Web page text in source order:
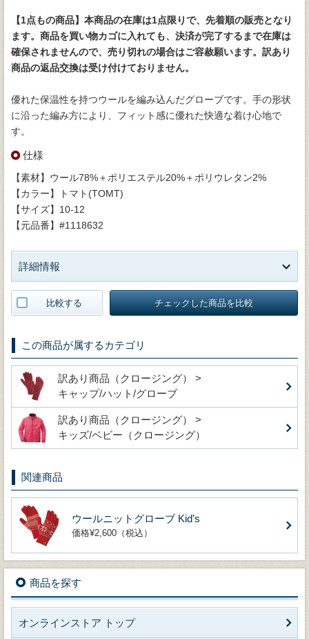
【1点もの商品】 本商品の在庫は1点限りで、先着順の販売となり
ます。商品を買い物カゴに入れても、決済が完了するまで在庫は
確保されませんので、売り切れの場合はご容赦願います。訳あり
商品の返品交換は受け付けておりません。
優れた保温性を持つウールを編み込んだグローブです。手の形状
に沿った編み方により、フィット感に優れた快適な着け心地で
す。
仕様
【素材】ウール78%＋ポリエステル20%＋ポリウレタン2%
【カラー】トマト(TOMT)
【サイズ】10-12
【元品番】#1118632
詳細情報
比較する チェックした商品を比較
この商品が属するカテゴリ
訳あり商品（クロージング） >
キャップ/ハット/グローブ
訳あり商品（クロージング） >
キッズ/ベビー（クロージング）
関連商品
ウールニットグローブ Kid's
価格¥2,600（税込）
商品を探す
オンラインストア トップ